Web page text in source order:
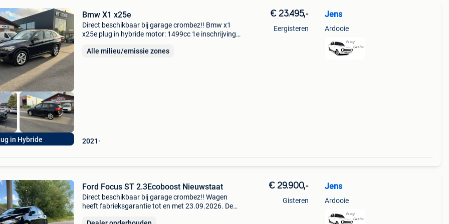
in Hybride
Bmw X1 x25e
Direct beschikbaar bij garage crombez!! Bmw x1
x25e plug in hybride motor: 1499cc 1e inschrijving:
speed limieter, cruise control, bluetooth,
Alle milieu/emissie zones
2021
€ 23.495,-
Eergisteren
Jens
Ardooie
Ford Focus ST 2.3Ecoboost Nieuwstaat
Direct beschikbaar bij garage crombez!! Wagen
heeft fabrieksgarantie tot en met 23.09.2026. De
€ 29.900,-
Gisteren
Jens
Ardooie